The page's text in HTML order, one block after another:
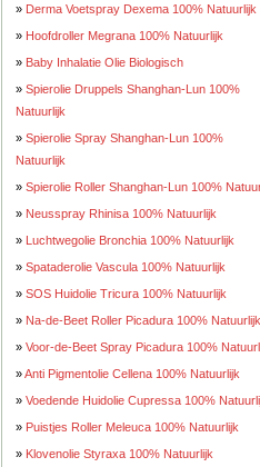
» Derma Voetspray Dexema 100% Natuurlijk
» Hoofdroller Megrana 100% Natuurlijk
» Baby Inhalatie Olie Biologisch
» Spierolie Druppels Shanghan-Lun 100%
Natuurlijk
» Spierolie Spray Shanghan-Lun 100%
Natuurlijk
» Spierolie Roller Shanghan-Lun 100%
» Neusspray Rhinisa 100% Natuurlijk
» Luchtwegolie Bronchia 100% Natuurlijk
» Spataderolie Vascula 100% Natuurlijk
» SOS Huidolie Tricura 100% Natuurlijk
» Na-de-Beet Roller Picadura 100% Natuurlijk
» Voor-de-Beet Spray Picadura 100%
»Anti Pigmentolie Cellena 100% Natuurlijk
» Voedende Huidolie Cupressa 100%
» Puistjes Roller Meleuca 100% Natuurlijk
» Klovenolie Styraxa 100% Natuurlijk